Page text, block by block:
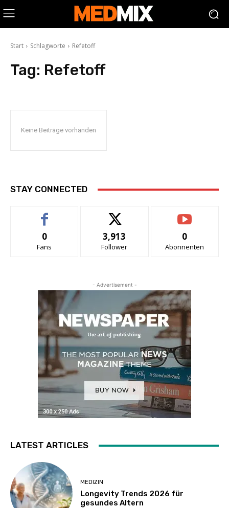
Start Schlagworte Refetoff
Tag: Refetoff
Keine Beiträge vorhanden
STAY CONNECTED
0
Fans
3,913
Follower
0
Abonnenten
- Advertisement -
LATEST ARTICLES
MEDIZIN
Longevity Trends 2026 für
gesundes Altern